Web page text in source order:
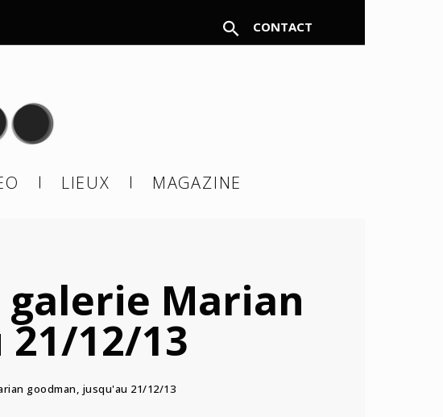
CONTACT
LIEUX MAGAZINE
Marian
12/13
goodman, jusqu'au 21/12/13